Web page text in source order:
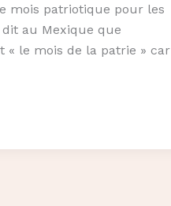
mois patriotique pour les
au Mexique que
« le mois de la patrie » car